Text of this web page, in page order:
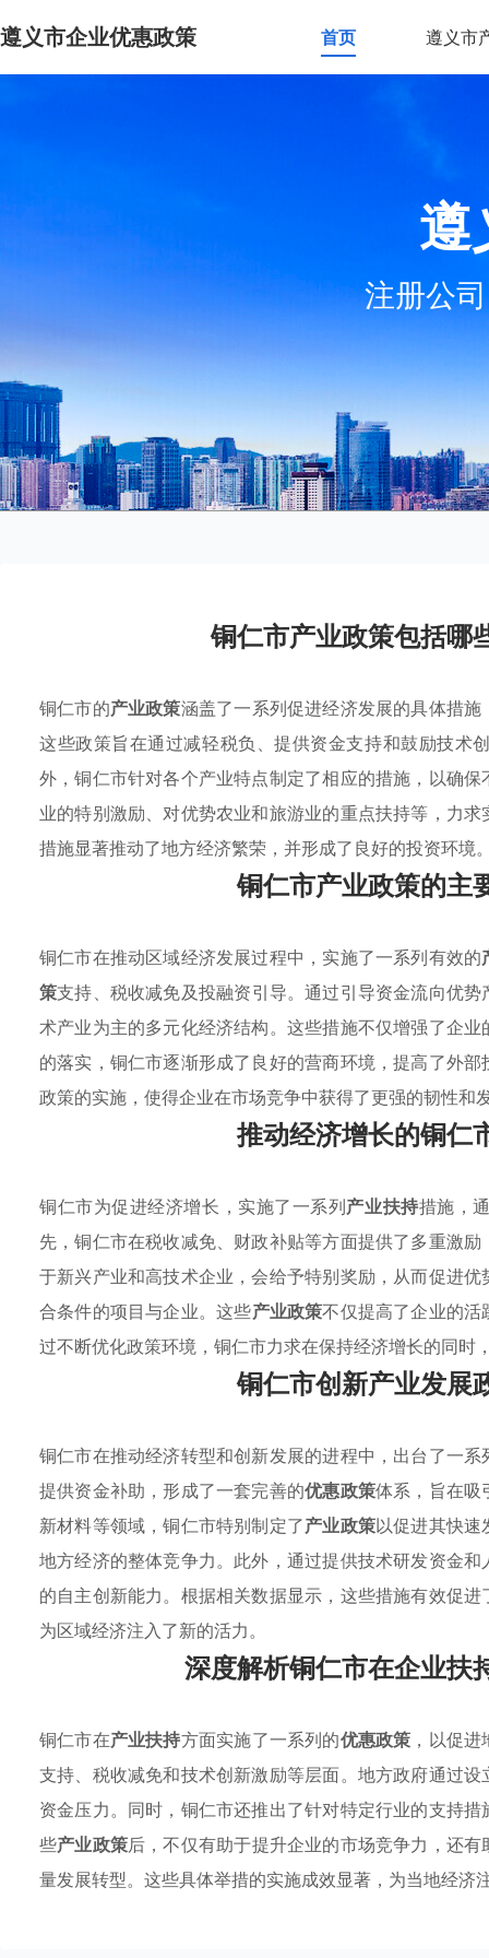
遵义市企业优惠政策 首页 遵义市
遵
注册公
铜仁市产业政策包括哪
铜仁市的产业政策涵盖了一系列促进经济发展的具体措施
这些政策旨在通过减轻税负、提供资金支持和鼓励技术
外，铜仁市针对各个产业特点制定了相应的措施，以确
业的特别激励、对优势农业和旅游业的重点扶持等，力
措施显著推动了地方经济繁荣，并形成了良好的投资环境
铜仁市产业政策的主
铜仁市在推动区域经济发展过程中，实施了一系列有效的
策支持、税收减免及投融资引导。通过引导资金流向优
术产业为主的多元化经济结构。这些措施不仅增强了企
的落实，铜仁市逐渐形成了良好的营商环境，提高了外
政策的实施，使得企业在市场竞争中获得了更强的韧性和
推动经济增长的铜仁
铜仁市为促进经济增长，实施了一系列产业扶持措施，
先，铜仁市在税收减免、财政补贴等方面提供了多重激
于新兴产业和高技术企业，会给予特别奖励，从而促进
合条件的项目与企业。这些产业政策不仅提高了企业的
过不断优化政策环境，铜仁市力求在保持经济增长的同时
铜仁市创新产业发展
铜仁市在推动经济转型和创新发展的进程中，出台了一系
提供资金补助，形成了一套完善的优惠政策体系，旨在吸
新材料等领域，铜仁市特别制定了产业政策以促进其快速
地方经济的整体竞争力。此外，通过提供技术研发资金
的自主创新能力。根据相关数据显示，这些措施有效促
为区域经济注入了新的活力。
深度解析铜仁市在企业扶
铜仁市在产业扶持方面实施了一系列的优惠政策 ，以促
支持、税收减免和技术创新激励等层面。地方政府通过
资金压力。同时，铜仁市还推出了针对特定行业的支持
些产业政策后，不仅有助于提升企业的市场竞争力，还
量发展转型。这些具体举措的实施成效显著，为当地经